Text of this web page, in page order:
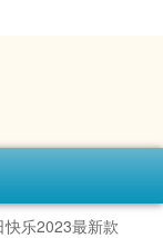
乐2023最新款